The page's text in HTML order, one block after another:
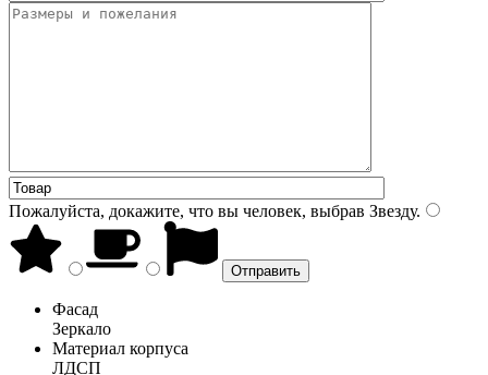
Пожалуйста, докажите, что вы человек, выбрав Звезду.
Фасад
Зеркало
Материал корпуса
ЛДСП